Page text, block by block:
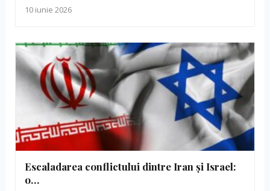
10 iunie 2026
Escaladarea conflictului dintre Iran și Israel:
o…